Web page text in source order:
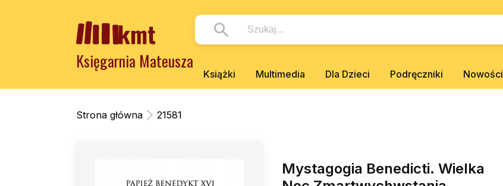
Księgarnia Mateusza
Książki Multimedia Dla Dzieci Podręczniki Nowości
Strona główna 21581
Mystagogia Benedicti. Wielka